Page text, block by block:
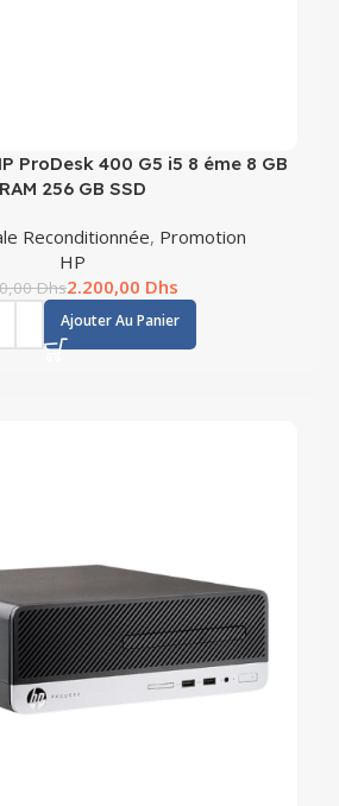
ProDesk 400 G5 i5 8 éme 8 GB
RAM 256 GB SSD
Reconditionnée, Promotion
HP
Dhs2.200,00 Dhs
Ajouter Au Panier